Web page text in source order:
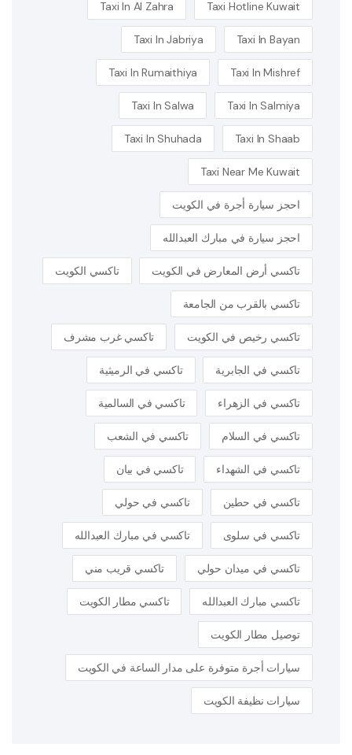
Taxi Hotline Kuwait
Taxi In Al Zahra
Taxi In Bayan
Taxi In Jabriya
Taxi In Mishref
Taxi In Rumaithiya
Taxi In Salmiya
Taxi In Salwa
Taxi In Shaab
Taxi In Shuhada
Taxi Near Me Kuwait
احجز سيارة أجرة في الكويت
احجز سيارة في مبارك العبدالله
تاكسي أرض المعارض في الكويت تاكسي الكويت
تاكسي بالقرب من الجامعة
تاكسي رخيص في الكويت تاكسي غرب مشرف
تاكسي في الجابرية تاكسي في الرميثية
تاكسي في الزهراء تاكسي في السالمية
تاكسي في السلام تاكسي في الشعب
تاكسي في الشهداء تاكسي في بيان
تاكسي في حطين تاكسي في حولي
تاكسي في سلوى تاكسي في مبارك العبدالله
تاكسي في ميدان حولي تاكسي قريب مني
تاكسي مبارك العبدالله تاكسي مطار الكويت
توصيل مطار الكويت
سيارات أجرة متوفرة على مدار الساعة في الكويت
سيارات نظيفة الكويت